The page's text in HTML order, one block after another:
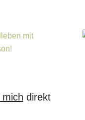
direkt